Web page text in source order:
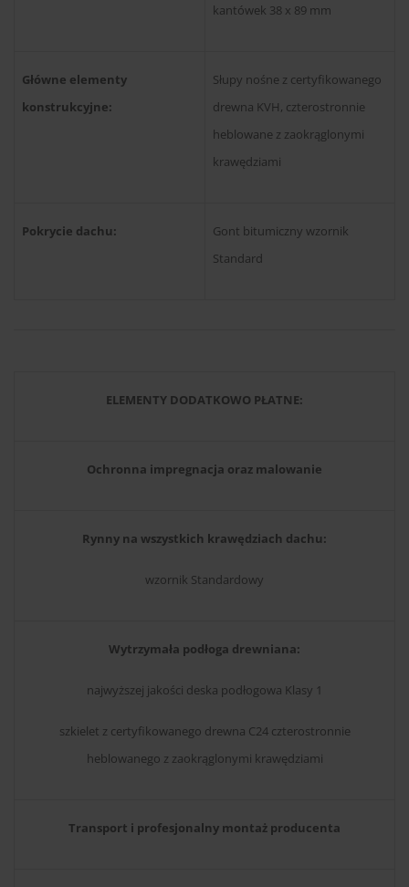
kantówek 38 x 89 mm
Główne elementy
konstrukcyjne:
Słupy nośne z certyfikowanego
drewna KVH, czterostronnie
heblowane z zaokrąglonymi
krawędziami
Pokrycie dachu:
Gont bitumiczny wzornik
Standard
ELEMENTY DODATKOWO PŁATNE:
Ochronna impregnacja oraz malowanie
Rynny na wszystkich krawędziach dachu:
wzornik Standardowy
Wytrzymała podłoga drewniana:
najwyższej jakości deska podłogowa Klasy 1
szkielet z certyfikowanego drewna C24 czterostronnie
heblowanego z zaokrąglonymi krawędziami
Transport i profesjonalny montaż producenta